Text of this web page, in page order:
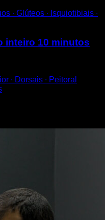
∙ Glúteos ∙ Isquiotibiais ∙
inteiro 10 minutos
∙ Dorsais ∙ Peitoral